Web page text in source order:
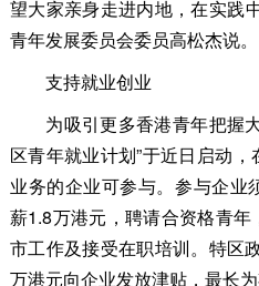
望大家亲身走进内地，在实践
青年发展委员会委员高松杰说。
支持就业创业
为吸引更多香港青年把握大
区青年就业计划”于近日启动
业务的企业可参与。参与企业
薪1.8万港元，聘请合资格青
市工作及接受在职培训。特区
万港元向企业发放津贴，最长为